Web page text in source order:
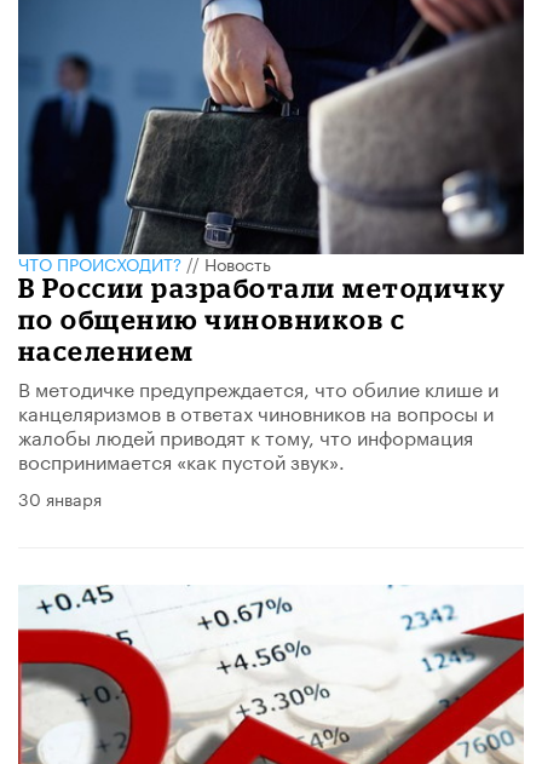
ЧТО ПРОИСХОДИТ?//Новость
В России разработали методичку
по общению чиновников с
населением
В методичке предупреждается, что обилие клише и
канцеляризмов в ответах чиновников на вопросы и
жалобы людей приводят к тому, что информация
воспринимается «как пустой звук».
30 января